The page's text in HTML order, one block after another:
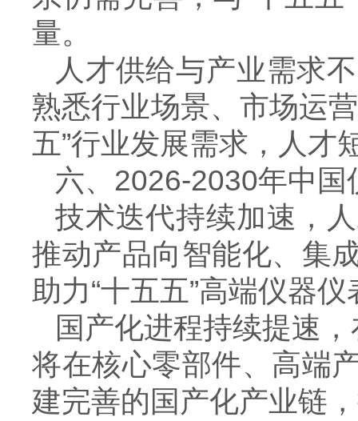
量。
人才供给与产业需求
熟悉行业场景、市场运
五”行业发展需求，人才
六、 2026-2030年中国
技术迭代持续加速，
推动产品向智能化、集
助力“十五五”高端仪器
国产化进程持续提速
将在核心零部件、高端
建完善的国产化产业链